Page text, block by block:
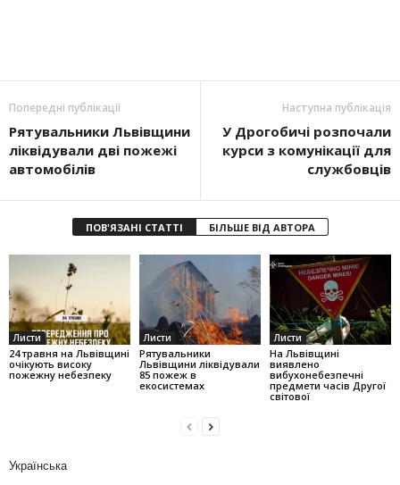
Попередні публікації
Рятувальники Львівщини
ліквідували дві пожежі
автомобілів
Наступна публікація
У Дрогобичі розпочали
курси з комунікації для
службовців
ПОВ'ЯЗАНІ СТАТТІ БІЛЬШЕ ВІД АВТОРА
Листи
24 травня на Львівщині
очікують високу
пожежну небезпеку
Листи
Рятувальники
Львівщини ліквідували
85 пожеж в
екосистемах
Листи
На Львівщині
виявлено
вибухонебезпечні
предмети часів Другої
світової
Українська